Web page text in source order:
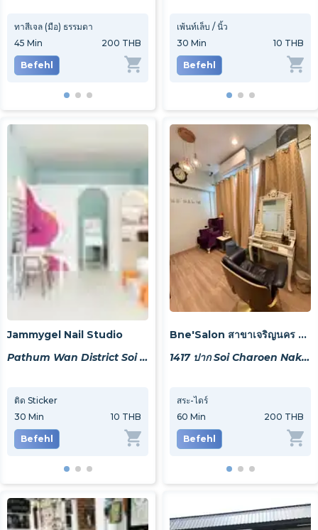
ทาสีเจล (มือ) ธรรมดา
45 Min 200 THB
Befehl
ต่อเล็บมือ PVC กาวธรรมดา
Min 200 THB
Befehl
45
เพ้นท์เล็บ / นิ้ว
30 Min 10 THB
Befehl
Jammygel Nail Studio
Pathum Wan District Soi Chulalongkorn 9 256/52
ติด Sticker
30 Min 10 THB
Befehl
Min 50 THB
Befehl
60
Bne'Salon สาขาเจริญนคร 27
1417 ปาก Soi Charoen Nakhon 27, Khwaeng Bang Lamphu Lang, Khet Khlong San, Krung Thep Maha Nakhon 10600, Thailand
สระ-ไดร์
60 Min 200 THB
Befehl